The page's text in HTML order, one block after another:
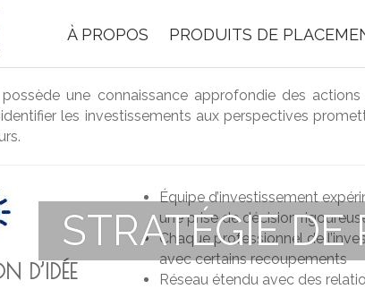
À PROPOS PRODUITS DE
STRATÉGIE
une connaissance approfondie des
les investissements aux perspectives
D’IDÉE
Équipe d’investissement
une prise de décision
Chaque professionnel de
avec certains recoupements
Réseau étendu avec des